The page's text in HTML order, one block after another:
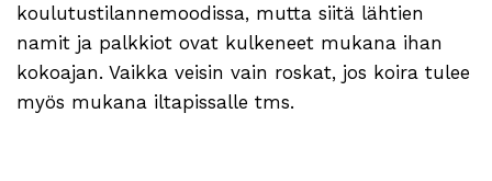
koulutustilannemoodissa, mutta siitä lähtien
namit ja palkkiot ovat kulkeneet mukana ihan
kokoajan. Vaikka veisin vain roskat, jos koira tulee
myös mukana iltapissalle tms.